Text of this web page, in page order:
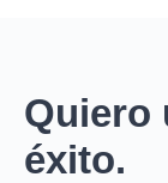
Quiero
éxito.